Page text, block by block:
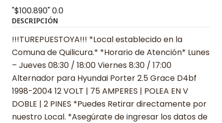
"$100.890"0.0
DESCRIPCIÓN
!!!TUREPUESTOYA!!! *Local establecido en la
Comuna de Quilicura.* *Horario de Atención* Lunes
– Jueves 08:30 / 18:00 Viernes 8:30 / 17:00
Alternador para Hyundai Porter 2.5 Grace D4bf
1998-2004 12 VOLT | 75 AMPERES | POLEA EN V
DOBLE | 2 PINES *Puedes Retirar directamente por
nuestro Local. *Asegúrate de ingresar los datos de